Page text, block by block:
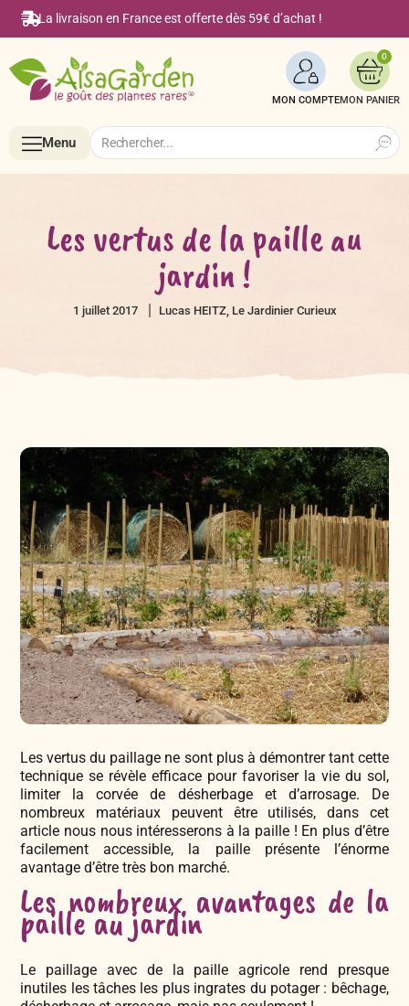
La livraison en France est offerte dès 59€ d’achat !
MON COMPTE
0
Menu
Légumes & Potagères
Aromatiques & Comestibles
Fleurs, Prairies, Engrais verts
Accesoires de Jardinage
Coffrets & Idées Cadeaux
Tisanes & Infusions BIO
Faire-part à semer
Jardinage au naturel
Découvertes végétales
Plantes & Gastronomie
Bricolage & Inspirations
Notre philosophie
Ateliers & Evènements
Visitez notre magasin
Maraichers & Revendeurs
Search
for:
Les vertus de la paille au
jardin !
1 juillet 2017 Lucas HEITZ, Le Jardinier Curieux
Les vertus du paillage ne sont plus à démontrer tant cette
technique se révèle efficace pour favoriser la vie du sol,
limiter la corvée de désherbage et d’arrosage. De
nombreux matériaux peuvent être utilisés, dans cet
article nous nous intéresserons à la paille ! En plus d’être
facilement accessible, la paille présente l’énorme
avantage d’être très bon marché.
Les nombreux avantages de la
paille au jardin
Le paillage avec de la paille agricole rend presque
inutiles les tâches les plus ingrates du potager : bêchage,